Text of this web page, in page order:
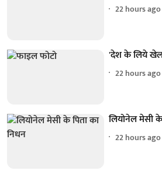
22 hours ago
'देश के लिये
22 hours ago
लियोनेल मेसी
22 hours ago